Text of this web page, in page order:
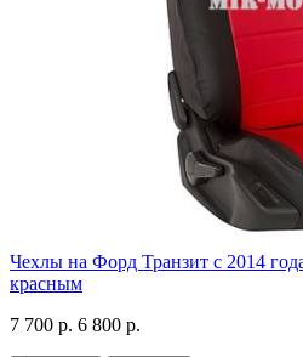
Чехлы на Форд Транзит с 2014
красным
7 700 р. 6 800 р.